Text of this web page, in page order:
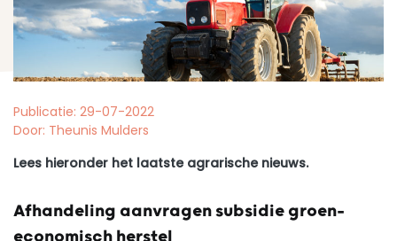
Publicatie: 29-07-2022
Door: Theunis Mulders
Lees hieronder het laatste agrarische nieuws.
Afhandeling aanvragen subsidie groen-